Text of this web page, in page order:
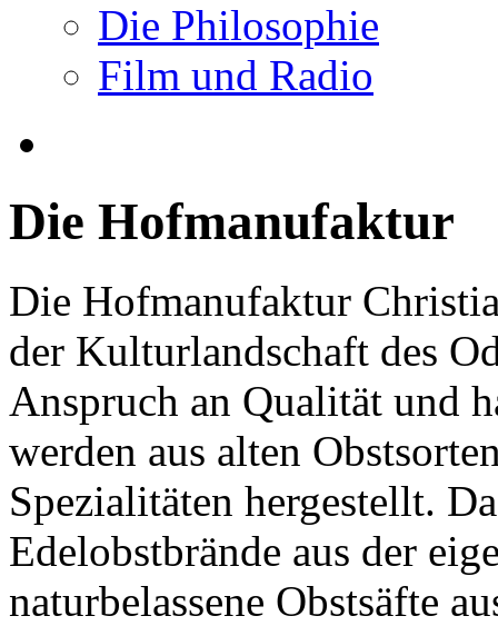
Die Philosophie
Film und Radio
Die Hofmanufaktur
Die Hofmanufaktur
der Kulturlandschaft des
Anspruch an Qualität und
werden aus alten
Spezialitäten hergestellt.
Edelobstbrände aus der
naturbelassene Obstsäfte